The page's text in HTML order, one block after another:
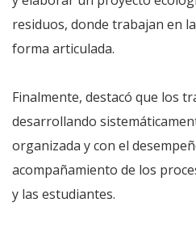
residuos, donde trabajan en
forma articulada.
Finalmente, destacó que los
desarrollando
organizada y con el
acompañamiento de los
y las estudiantes.